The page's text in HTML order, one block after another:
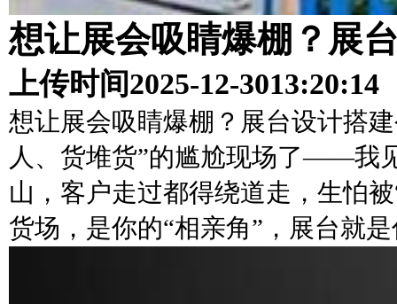
想让展会吸睛爆棚？展
上传时间2025-12-3013:20:14
想让展会吸睛爆棚？展台设计搭
人、货堆货”的尴尬现场了——我
山，客户走过都得绕道走，生怕
货场，是你的“相亲角”，展台就